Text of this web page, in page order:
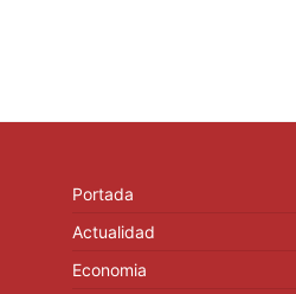
Portada
Actualidad
Economia